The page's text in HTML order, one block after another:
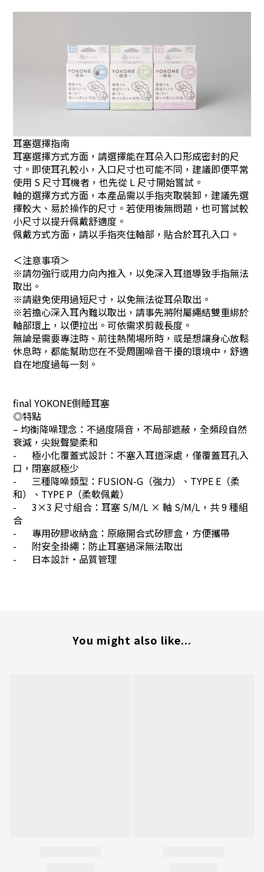
耳塞選擇指南
耳塞選擇方式方面，請選擇能在耳朵入口形成密封的尺
寸。即使耳孔較小，入口尺寸也可能不同，建議即便平常
使用 S 尺寸耳機者，也先從 L 尺寸開始嘗試。
軸的選擇方式方面，本產品需以手指夾取裝卸，建議先選
擇較大、易於操作的尺寸。若使用後無問題，也可嘗試較
小尺寸以提升佩戴舒適度。
佩戴方式方面，請以手指夾住軸部，貼合於耳孔入口。
＜注意事項＞
※請勿強行或用力向內推入，以免深入耳道導致手指無法
取出。
※請避免使用過短尺寸，以免無法從耳朵取出。
※若擔心深入耳內難以取出，請事先將附屬繩結雙重綁於
軸部環上，以便拉出。可依需求剪裁長度。
無論是需要專注時、前往熱鬧場所時，或是想讓身心放鬆
休息時，都能幫助您在不受周圍噪音干擾的環境中，舒適
自在地度過每一刻。
final YOKONE側睡耳塞
◎特點
– 均衡降噪理念：不過度隔音，不局部遮蔽，全頻段自然
衰減，尖銳聲變柔和
-
極小化覆蓋式設計：不塞入耳道深處，僅覆蓋耳孔入
口，閉塞感極少
-
三種降噪類型：FUSION-G（強力）、TYPE E（柔
和）、TYPE P（柔軟佩戴）
-
3×3 尺寸組合：耳塞 S/M/L × 軸 S/M/L，共 9 種組
合
-
專用矽膠收納盒：原廠開合式矽膠盒，方便攜帶
-
附安全掛繩：防止耳塞過深無法取出
-
日本設計・品質管理
You might also like...